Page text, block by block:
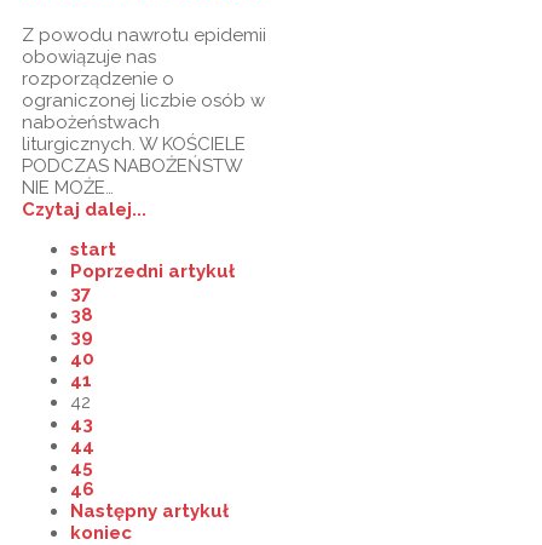
Z powodu nawrotu epidemii
obowiązuje nas
rozporządzenie o
ograniczonej liczbie osób w
nabożeństwach
liturgicznych. W KOŚCIELE
PODCZAS NABOŻEŃSTW
NIE MOŻE…
Czytaj dalej...
start
Poprzedni artykuł
37
38
39
40
41
42
43
44
45
46
Następny artykuł
koniec